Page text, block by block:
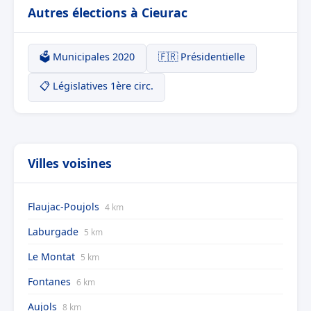
Autres élections à Cieurac
🗳️ Municipales 2020 🇫🇷 Présidentielle
📋 Législatives 1ère circ.
Villes voisines
Flaujac-Poujols 4 km
Laburgade 5 km
Le Montat 5 km
Fontanes 6 km
Aujols 8 km